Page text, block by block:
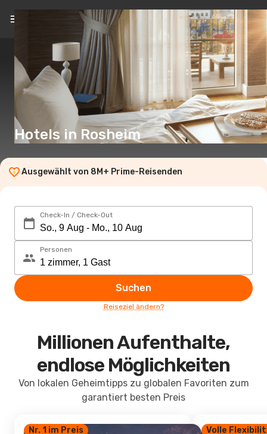
DE(€)
Hotels in Rosheim
Ausgewählt von 8M+ Prime-Reisenden
Check-In / Check-Out
Personen
Suchen
Reiseziel ändern?
Millionen Aufenthalte,
endlose Möglichkeiten
Von lokalen Geheimtipps zu globalen Favoriten zum
garantiert besten Preis
Nr. 1 im Preis Volle